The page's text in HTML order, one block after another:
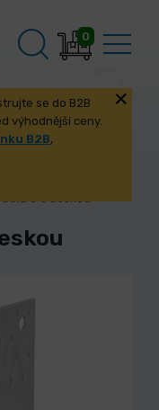
0
se do B2B
výhodnější ceny.
B2B,
U s deskou